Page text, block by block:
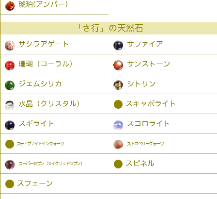
琥珀(アンバー）
「さ行」の天然石
サクラアゲート サファイア
珊瑚（コーラル） サンストーン
ジェムシリカ シトリン
水晶（クリスタル） ● スキャポライト
スギライト スコロライト
● スティブナイトインクォーツ ストロベリークォーツ
スーパーセブン（セイクリッドセブン） ● スピネル
● スフェーン